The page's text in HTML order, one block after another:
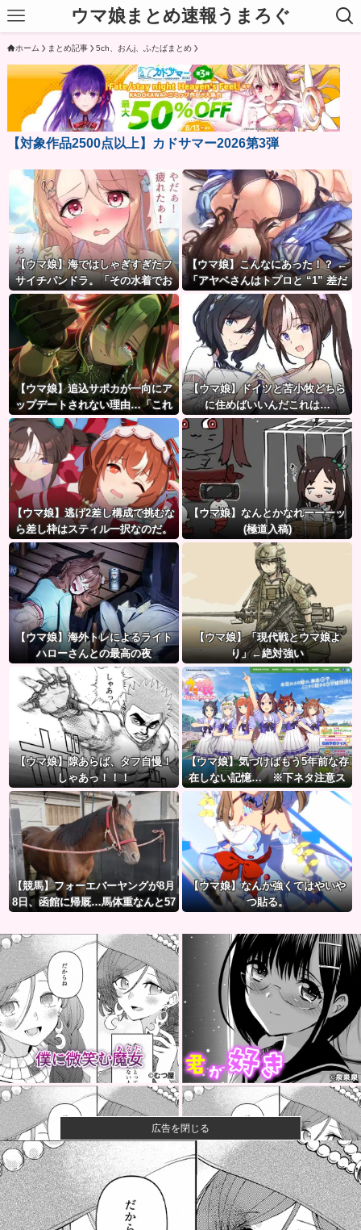
ウマ娘まとめ速報うまろぐ
ホーム まとめ記事 5ch、おんj、ふたばまとめ
【対象作品2500点以上】カドサマー2026第3弾
【ウマ娘】海ではしゃぎすぎたフ
サイチパンドラ。「その水着でお
んぶはマズイ…」
【ウマ娘】こんなにあった！？ ←
「アヤベさんはトプロと “1” 差だ
ぞ」
【ウマ娘】追込サポカが一向にア
ップデートされない理由…「これ
だけ出さないってことは」
【ウマ娘】ドイツと苫小牧どちら
に住めばいいんだこれは…
【ウマ娘】逃げ2差し構成で挑むな
ら差し枠はスティル一択なのだ。
【ウマ娘】なんとかなれーーーッ
(極道入稿)
【ウマ娘】海外トレによるライト
ハローさんとの最高の夜
【ウマ娘】「現代戦とウマ娘よ
り」←絶対強い
【ウマ娘】隙あらば、タフ自慢！
しゃあっ！！！
【ウマ娘】気づけばもう5年前な存
在しない記憶… ※下ネタ注意ス
レ
【競馬】フォーエバーヤングが8月
8日、函館に帰厩…馬体重なんと57
【ウマ娘】なんか強くてはやいや
つ貼る。
広告を閉じる